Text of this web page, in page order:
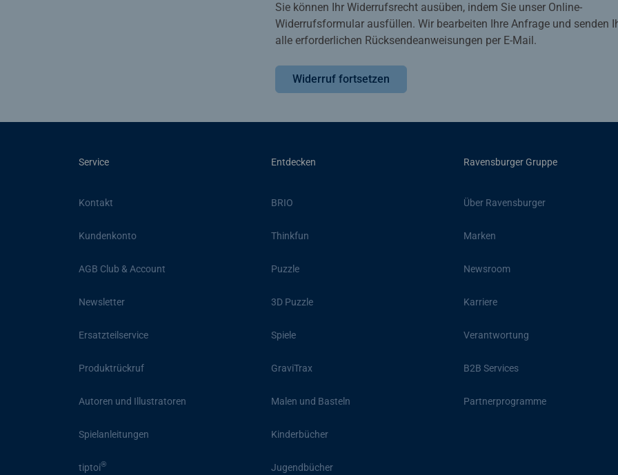
Sie können Ihr Widerrufsrecht ausüben, indem Sie unser Online-
Widerrufsformular ausfüllen. Wir bearbeiten Ihre Anfrage und senden
alle erforderlichen Rücksendeanweisungen per E-Mail.
Widerruf fortsetzen
Service
Kontakt
Kundenkonto
AGB Club & Account
Newsletter
Ersatzteilservice
Produktrückruf
Autoren und Illustratoren
Spielanleitungen
tiptoi®
Entdecken
BRIO
Thinkfun
Puzzle
3D Puzzle
Spiele
GraviTrax
Malen und Basteln
Kinderbücher
Jugendbücher
Ravensburger Gruppe
Über Ravensburger
Marken
Newsroom
Karriere
Verantwortung
B2B Services
Partnerprogramme